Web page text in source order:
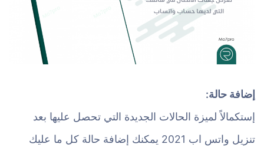
إضافة حالة:
إستكمالاً لميزة الحالات الجديدة التي تحصل عليها بعد
تنزيل واتس اب 2021 يمكنك إضافة حالة كل ما عليك